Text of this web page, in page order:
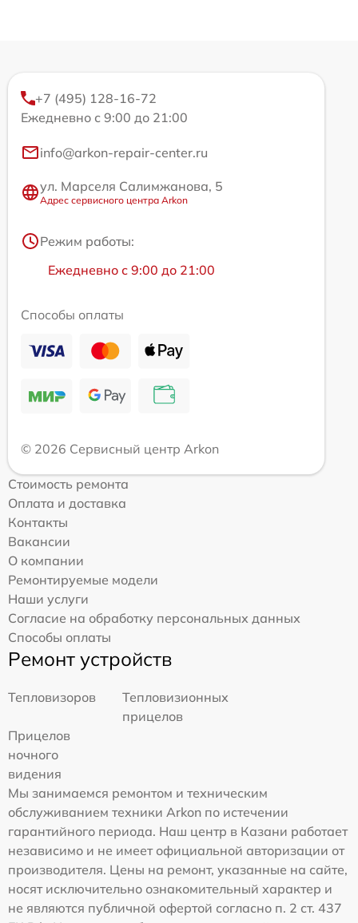
+7 (495) 128-16-72
Ежедневно с 9:00 до 21:00
info@arkon-repair-center.ru
ул. Марселя Салимжанова, 5
Адрес сервисного центра Arkon
Режим работы:
Ежедневно с 9:00 до 21:00
Способы оплаты
© 2026 Сервисный центр Arkon
Стоимость ремонта
Оплата и доставка
Контакты
Вакансии
О компании
Ремонтируемые модели
Наши услуги
Согласие на обработку персональных данных
Способы оплаты
Ремонт устройств
Тепловизоров
Тепловизионных
прицелов
Прицелов
ночного
видения
Мы занимаемся ремонтом и техническим
обслуживанием техники Arkon по истечении
гарантийного периода. Наш центр в Казани работает
независимо и не имеет официальной авторизации от
производителя. Цены на ремонт, указанные на сайте,
носят исключительно ознакомительный характер и
не являются публичной офертой согласно п. 2 ст. 437